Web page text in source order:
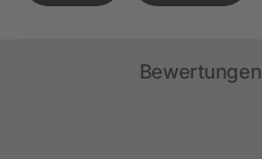
Bewertungen